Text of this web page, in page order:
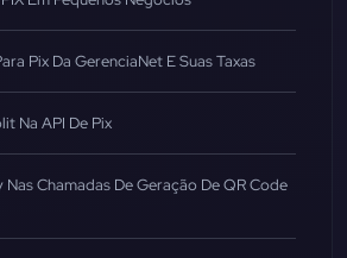
Pix Da GerenciaNet E Suas Taxas
Na API De Pix
Nas Chamadas De Geração De QR Code